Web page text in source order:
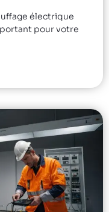
électrique
pour votre